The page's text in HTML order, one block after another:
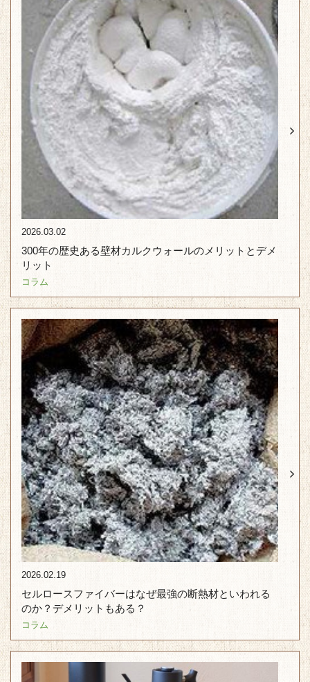
2026.03.02
300年の歴史ある壁材カルクウォールのメリットとデメ
リット
コラム
2026.02.19
セルロースファイバーはなぜ最強の断熱材といわれる
のか？デメリットもある？
コラム